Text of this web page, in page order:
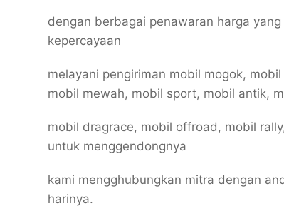
dengan berbagai penawaran harga
kepercayaan
melayani pengiriman mobil mogok,
mobil mewah, mobil sport, mobil antik,
mobil dragrace, mobil offroad, mobil
untuk menggendongnya
kami mengghubungkan mitra dengan
harinya.